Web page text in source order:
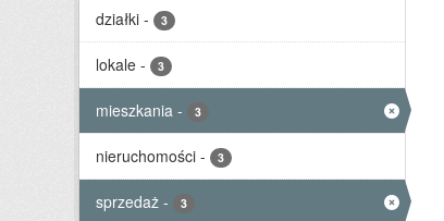
działki - 3
lokale - 3
mieszkania - 3
nieruchomości - 3
sprzedaż - 3